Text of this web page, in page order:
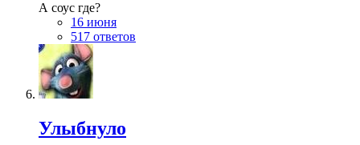
А соус где?
16 июня
517 ответов
Улыбнуло